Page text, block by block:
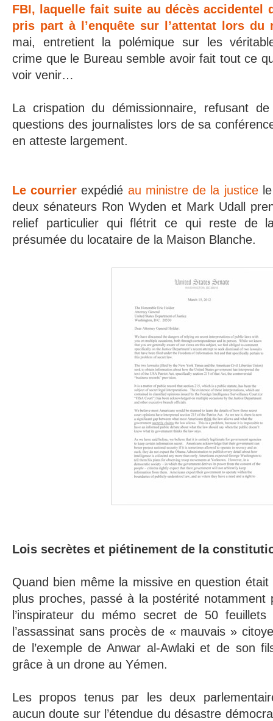
FBI, laquelle fait suite au décès accidentel
pris part à l’enquête sur l’attentat lors du
mai, entretient la polémique sur les
crime que le Bureau semble avoir fait tout ce
voir venir…
La crispation du démissionnaire, refusant
questions des journalistes lors de sa
en atteste largement.
Le courrier expédié au ministre de la justicele
deux sénateurs Ron Wyden et Mark Udall
relief particulier qui flétrit ce qui reste de
présumée du locataire de la Maison Blanche.
Lois secrètes et piétinement de la
Quand bien même la missive en question était
plus proches, passé à la postérité notamment
l’inspirateur du mémo secret de 50
l’assassinat sans procès de « mauvais »
de l’exemple de Anwar al-Awlaki et de son
grâce à un drone au Yémen.
Les propos tenus par les deux
aucun doute sur l’étendue du désastre